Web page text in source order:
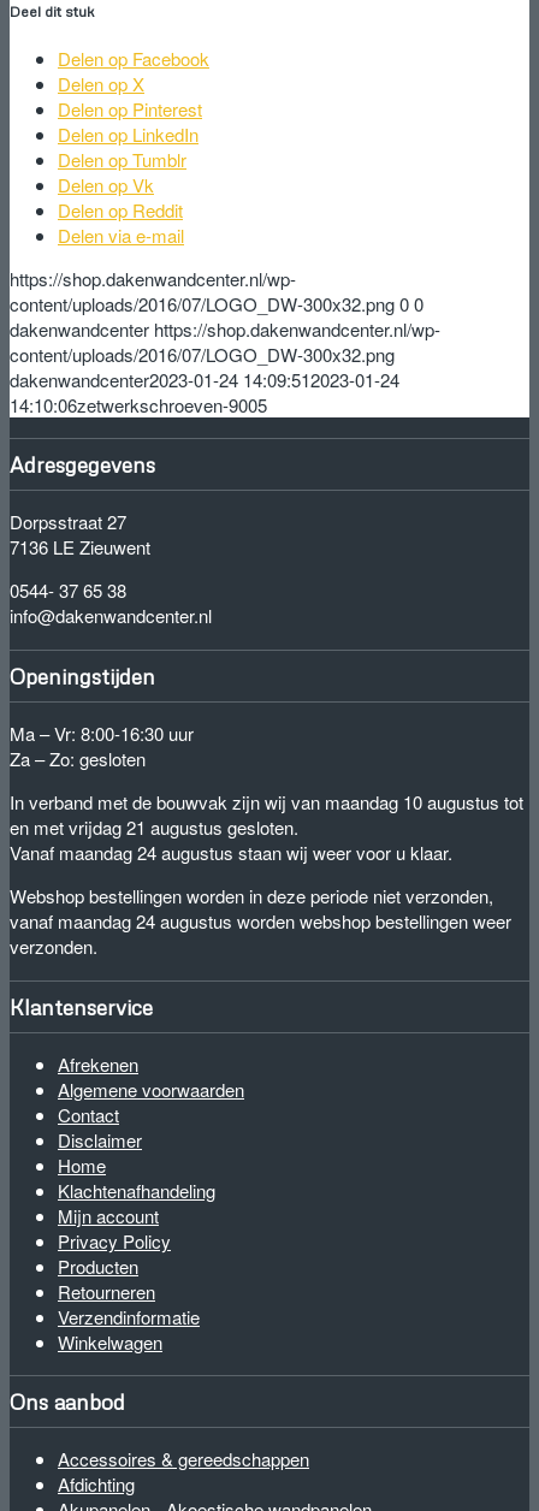
Deel dit stuk
Delen op Facebook
Delen op X
Delen op Pinterest
Delen op LinkedIn
Delen op Tumblr
Delen op Vk
Delen op Reddit
Delen via e-mail
https://shop.dakenwandcenter.nl/wp-
content/uploads/2016/07/LOGO_DW-300x32.png00
dakenwandcenter https://shop.dakenwandcenter.nl/wp-
content/uploads/2016/07/LOGO_DW-300x32.png
dakenwandcenter2023-01-24 14:09:512023-01-24
14:10:06zetwerkschroeven-9005
Adresgegevens
Dorpsstraat 27
7136 LE Zieuwent
0544- 37 65 38
info@dakenwandcenter.nl
Openingstijden
Ma – Vr: 8:00-16:30 uur
Za – Zo: gesloten
In verband met de bouwvak zijn wij van maandag 10 augustus tot
en met vrijdag 21 augustus gesloten.
Vanaf maandag 24 augustus staan wij weer voor u klaar.
Webshop bestellingen worden in deze periode niet verzonden,
vanaf maandag 24 augustus worden webshop bestellingen weer
verzonden.
Klantenservice
Afrekenen
Algemene voorwaarden
Contact
Disclaimer
Home
Klachtenafhandeling
Mijn account
Privacy Policy
Producten
Retourneren
Verzendinformatie
Winkelwagen
Ons aanbod
Accessoires & gereedschappen
Afdichting